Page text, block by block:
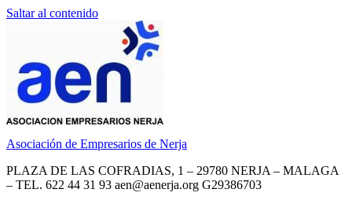
Saltar al contenido
Asociación de Empresarios de Nerja
PLAZA DE LAS COFRADIAS, 1 – 29780 NERJA – MALAGA
– TEL. 622 44 31 93 aen@aenerja.org G29386703